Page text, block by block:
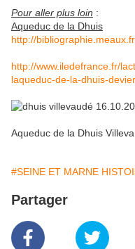
Pour aller plus loin :
Aqueduc de la Dhuis
http://
http://www.iledefrance.fr/
laqueduc-de-la-dhuis-
Aqueduc de la Dhuis
#SEINE ET MARNE
Partager